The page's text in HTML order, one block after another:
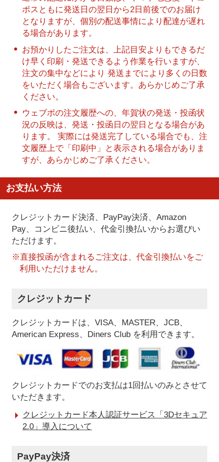
ポスともに発送日の翌日から2日前後でのお届け
となりますが、個別の配送事情により配達が遅れ
る場合があります。
お預かりしたご注文は、上記目安よりもできるだ
け早く印刷・発送できるよう作業を行いますが、
注文の集中などにより 発送までにより多くの日数
をいただく場合もございます。あらかじめご了承
ください。
ウェブポの注文履歴への、年賀状の発送・投函状
況の反映は、発送・投函日の翌日となる場合があ
ります。 実際には発送完了している場合でも、注
文履歴上で「印刷中」と表示される場合がありま
すが、あらかじめご了承ください。
お支払い方法
クレジットカード決済、PayPay決済、Amazon
Pay、コンビニ後払い、代金引換払いからお選びい
ただけます。
※直接投函が含まれるご注文は、代金引換払いをご
利用いただけません。
クレジットカード
クレジットカードは、VISA、MASTER、JCB、
American Express、Diners Club を利用できます。
クレジットカードでのお支払は1回払いのみとさせて
いただきます。
クレジットカード本人認証サービス「3Dセキュア
2.0」導入について
PayPay決済